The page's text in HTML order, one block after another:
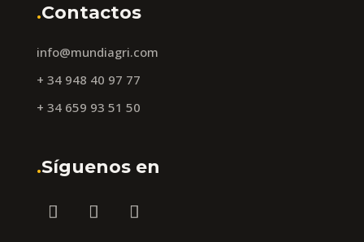
.Contactos
info@mundiagri.com
+ 34 948 40 97 77
+ 34 659 93 51 50
.Síguenos en